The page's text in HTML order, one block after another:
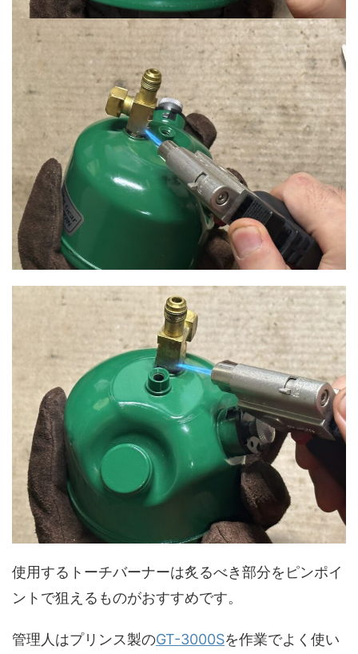
使用するトーチバーナーは炙るべき部分をピンポイ
ントで狙えるものがおすすめです。
管理人はプリンス製のGT-3000Sを作業でよく使い